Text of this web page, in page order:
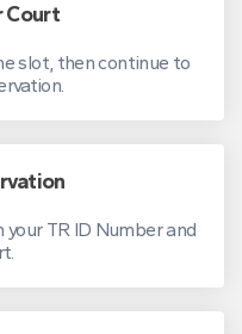
Court
slot, then continue to
TR ID Number and